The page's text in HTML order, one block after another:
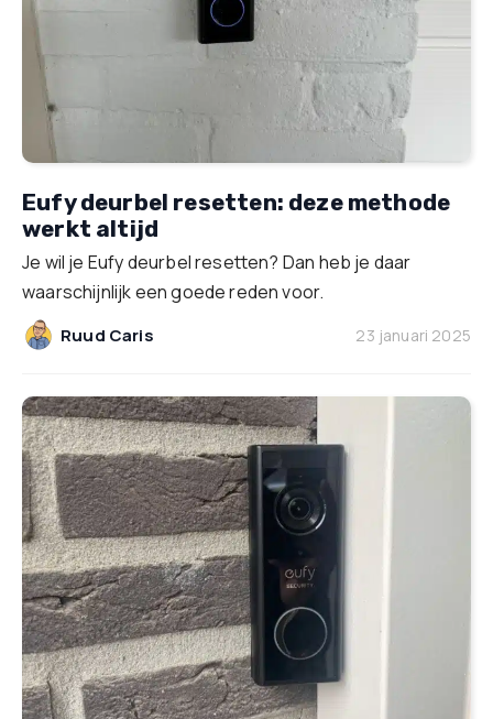
Eufy deurbel resetten: deze methode
werkt altijd
Je wil je Eufy deurbel resetten? Dan heb je daar
waarschijnlijk een goede reden voor.
Ruud Caris 23 januari 2025